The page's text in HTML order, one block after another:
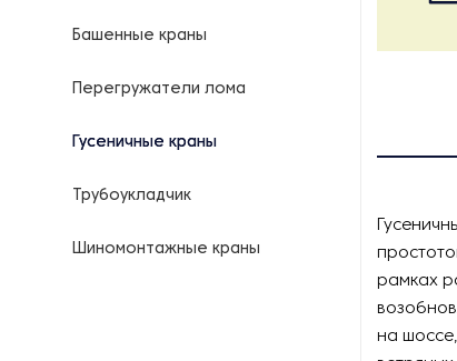
Башенные краны
Перегружатели лома
Гусеничные краны
Трубоукладчик
Шиномонтажные краны
рамках
на